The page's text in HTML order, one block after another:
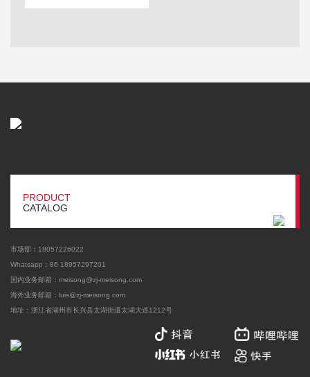
PRODUCT
CATALOG
市场部：18057226022
Whatsapp：86 18957297201
国内业务邮箱：meisong@zj-meisong.com
海外业务邮箱： luis@zj-meisong.com
地址：浙江省湖州市长兴县太湖街道太湖大道1212号